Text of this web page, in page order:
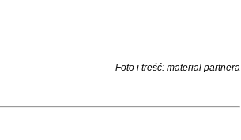
Foto i treść: materiał partnera